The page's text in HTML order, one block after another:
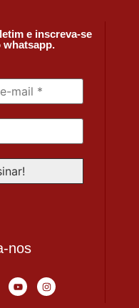
e inscreva-se
whatsapp.
nos